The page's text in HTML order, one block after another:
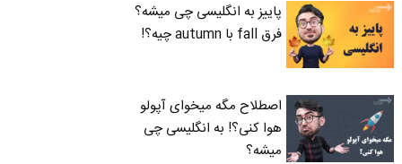
پاییز به انگلیسی چی میشه؟
فرق fall با autumn چیه؟!
اصطلاح مگه میخوای آپولو
هوا کنی؟! به انگلیسی چی
میشه؟